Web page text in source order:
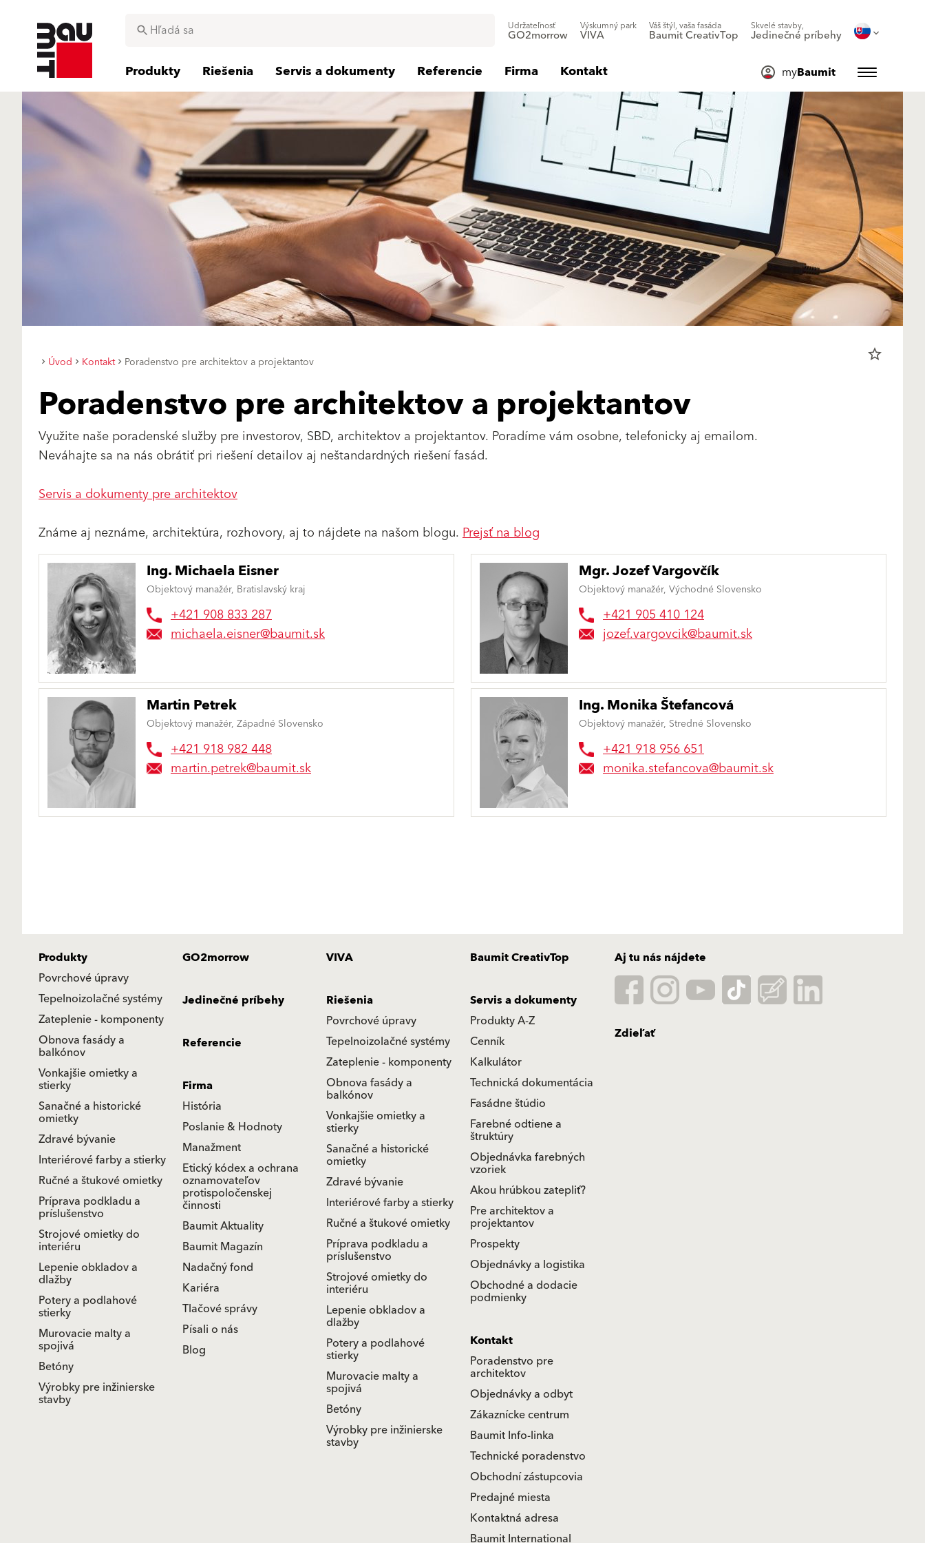
Udržateľnosť
GO2morrow
Výskumný park
VIVA
Váš štýl, vaša fasáda
Baumit CreativTop
Skvelé stavby,
Jedinečné príbehy
Produkty Riešenia Servis a dokumenty Referencie Firma Kontakt myBaumit
Úvod Kontakt Poradenstvo pre architektov a projektantov star_border
Poradenstvo pre architektov a projektantov
Využite naše poradenské služby pre investorov, SBD, architektov a projektantov. Poradíme vám osobne, telefonicky aj emailom.
Neváhajte sa na nás obrátiť pri riešení detailov aj neštandardných riešení fasád.
Servis a dokumenty pre architektov
Známe aj neznáme, architektúra, rozhovory, aj to nájdete na našom blogu.Prejsť na blog
Ing. Michaela Eisner
Objektový manažér, Bratislavský kraj
+421 908 833 287
michaela.eisner@baumit.sk
Mgr. Jozef Vargovčík
Objektový manažér, Východné Slovensko
+421 905 410 124
jozef.vargovcik@baumit.sk
Martin Petrek
Objektový manažér, Západné Slovensko
+421 918 982 448
martin.petrek@baumit.sk
Ing. Monika Štefancová
Objektový manažér, Stredné Slovensko
+421 918 956 651
monika.stefancova@baumit.sk
Produkty
Povrchové úpravy
Tepelnoizolačné systémy
Zateplenie - komponenty
Obnova fasády a
balkónov
Vonkajšie omietky a
stierky
Sanačné a historické
omietky
Zdravé bývanie
Interiérové farby a stierky
Ručné a štukové omietky
Príprava podkladu a
príslušenstvo
Strojové omietky do
interiéru
Lepenie obkladov a
dlažby
Potery a podlahové
stierky
Murovacie malty a
spojivá
Betóny
Výrobky pre inžinierske
stavby
GO2morrow VIVA Baumit CreativTop
Jedinečné príbehy
Riešenia
Povrchové úpravy
Tepelnoizolačné systémy
Zateplenie - komponenty
Obnova fasády a
balkónov
Vonkajšie omietky a
stierky
Sanačné a historické
omietky
Zdravé bývanie
Interiérové farby a stierky
Ručné a štukové omietky
Príprava podkladu a
príslušenstvo
Strojové omietky do
interiéru
Lepenie obkladov a
dlažby
Potery a podlahové
stierky
Murovacie malty a
spojivá
Betóny
Výrobky pre inžinierske
stavby
Servis a dokumenty
Produkty A-Z
Cenník
Kalkulátor
Technická dokumentácia
Fasádne štúdio
Farebné odtiene a
štruktúry
Objednávka farebných
vzoriek
Akou hrúbkou zatepliť?
Pre architektov a
projektantov
Prospekty
Objednávky a logistika
Obchodné a dodacie
podmienky
Referencie
Firma
História
Poslanie & Hodnoty
Manažment
Etický kódex a ochrana
oznamovateľov
protispoločenskej
činnosti
Baumit Aktuality
Baumit Magazín
Nadačný fond
Kariéra
Tlačové správy
Písali o nás
Blog
Kontakt
Poradenstvo pre
architektov
Objednávky a odbyt
Zákaznícke centrum
Baumit Info-linka
Technické poradenstvo
Obchodní zástupcovia
Predajné miesta
Kontaktná adresa
Baumit International
Aj tu nás nájdete
Zdieľať